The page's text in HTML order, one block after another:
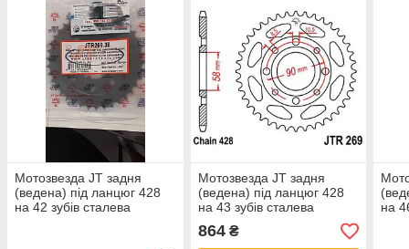
Мотозвезда JT задня
(ведена) під ланцюг 428
на 42 зубів сталева
Мотозвезда JT задня
(ведена) під ланцюг 428
на 43 зубів сталева
JTR269.43
864₴
на